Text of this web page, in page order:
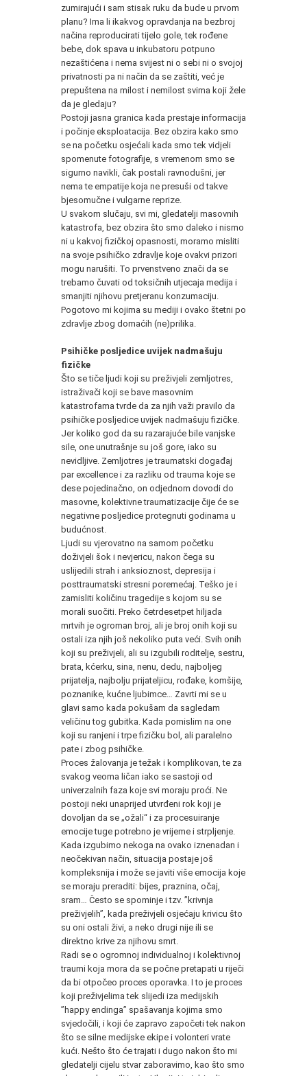
zumirajući i sam stisak ruku da bude u prvom
planu? Ima li ikakvog opravdanja na bezbroj
načina reproducirati tijelo gole, tek rođene
bebe, dok spava u inkubatoru potpuno
nezaštićena i nema svijest ni o sebi ni o svojoj
privatnosti pa ni način da se zaštiti, već je
prepuštena na milost i nemilost svima koji žele
da je gledaju?
Postoji jasna granica kada prestaje informacija
i počinje eksploatacija. Bez obzira kako smo
se na početku osjećali kada smo tek vidjeli
spomenute fotografije, s vremenom smo se
sigurno navikli, čak postali ravnodušni, jer
nema te empatije koja ne presuši od takve
bjesomučne i vulgarne reprize.
U svakom slučaju, svi mi, gledatelji masovnih
katastrofa, bez obzira što smo daleko i nismo
ni u kakvoj fizičkoj opasnosti, moramo misliti
na svoje psihičko zdravlje koje ovakvi prizori
mogu narušiti. To prvenstveno znači da se
trebamo čuvati od toksičnih utjecaja medija i
smanjiti njihovu pretjeranu konzumaciju.
Pogotovo mi kojima su mediji i ovako štetni po
zdravlje zbog domaćih (ne)prilika.
Psihičke posljedice uvijek nadmašuju
fizičke
Što se tiče ljudi koji su preživjeli zemljotres,
istraživači koji se bave masovnim
katastrofama tvrde da za njih važi pravilo da
psihičke posljedice uvijek nadmašuju fizičke.
Jer koliko god da su razarajuće bile vanjske
sile, one unutrašnje su još gore, iako su
nevidljive. Zemljotres je traumatski događaj
par excellence i za razliku od trauma koje se
dese pojedinačno, on odjednom dovodi do
masovne, kolektivne traumatizacije čije će se
negativne posljedice protegnuti godinama u
budućnost.
Ljudi su vjerovatno na samom početku
doživjeli šok i nevjericu, nakon čega su
uslijedili strah i anksioznost, depresija i
posttraumatski stresni poremećaj. Teško je i
zamisliti količinu tragedije s kojom su se
morali suočiti. Preko četrdesetpet hiljada
mrtvih je ogroman broj, ali je broj onih koji su
ostali iza njih još nekoliko puta veći. Svih onih
koji su preživjeli, ali su izgubili roditelje, sestru,
brata, kćerku, sina, nenu, dedu, najboljeg
prijatelja, najbolju prijateljicu, rođake, komšije,
poznanike, kućne ljubimce… Zavrti mi se u
glavi samo kada pokušam da sagledam
veličinu tog gubitka. Kada pomislim na one
koji su ranjeni i trpe fizičku bol, ali paralelno
pate i zbog psihičke.
Proces žalovanja je težak i komplikovan, te za
svakog veoma ličan iako se sastoji od
univerzalnih faza koje svi moraju proći. Ne
postoji neki unaprijed utvrđeni rok koji je
dovoljan da se „ožali“ i za procesuiranje
emocije tuge potrebno je vrijeme i strpljenje.
Kada izgubimo nekoga na ovako iznenadan i
neočekivan način, situacija postaje još
kompleksnija i može se javiti više emocija koje
se moraju preraditi: bijes, praznina, očaj,
sram… Često se spominje i tzv. ”krivnja
preživjelih”, kada preživjeli osjećaju krivicu što
su oni ostali živi, a neko drugi nije ili se
direktno krive za njihovu smrt.
Radi se o ogromnoj individualnoj i kolektivnoj
traumi koja mora da se počne pretapati u riječi
da bi otpočeo proces oporavka. I to je proces
koji preživjelima tek slijedi iza medijskih
”happy endinga” spašavanja kojima smo
svjedočili, i koji će zapravo započeti tek nakon
što se silne medijske ekipe i volonteri vrate
kući. Nešto što će trajati i dugo nakon što mi
gledatelji cijelu stvar zaboravimo, kao što smo